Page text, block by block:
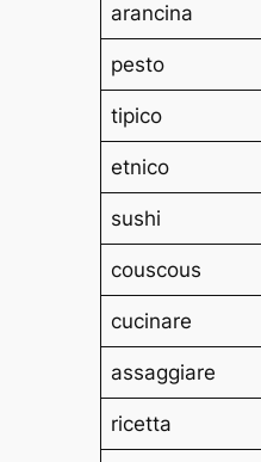
arancina
pesto
tipico
etnico
sushi
couscous
cucinare
assaggiare
ricetta